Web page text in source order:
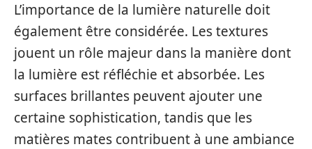
L’importance de la lumière naturelle doit
également être considérée. Les textures
jouent un rôle majeur dans la manière dont
la lumière est réfléchie et absorbée. Les
surfaces brillantes peuvent ajouter une
certaine sophistication, tandis que les
matières mates contribuent à une ambiance